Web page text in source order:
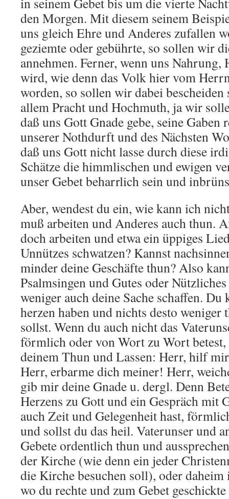
den Morgen. Mit diesem seinem
uns gleich Ehre und Anderes zufallen
geziemte oder gebührte, so sollen wir
annehmen. Ferner, wenn uns
wird, wie denn das Volk hier vom
worden, so sollen wir dabei
allem Pracht und Hochmuth, ja wir
daß uns Gott Gnade gebe, seine Gaben
unserer Nothdurft und des Nächsten
daß uns Gott nicht lasse durch diese
Schätze die himmlischen und ewigen
unser Gebet beharrlich sein und
Aber, wendest du ein, wie kann ich
muß arbeiten und Anderes auch thun.
doch arbeiten und etwa ein üppiges
Unnützes schwatzen? Kannst
minder deine Geschäfte thun? Also
Psalmsingen und Gutes oder
weniger auch deine Sache schaffen.
herzen haben und nichts desto weniger
sollst. Wenn du auch nicht das
förmlich oder von Wort zu Wort
deinem Thun und Lassen: Herr, hilf
Herr, erbarme dich meiner! Herr,
gib mir deine Gnade u. dergl. Denn
Herzens zu Gott und ein Gespräch mit
auch Zeit und Gelegenheit hast,
und sollst du das heil. Vaterunser und
Gebete ordentlich thun und
der Kirche (wie denn ein jeder
die Kirche besuchen soll), oder daheim
wo du rechte und zum Gebet